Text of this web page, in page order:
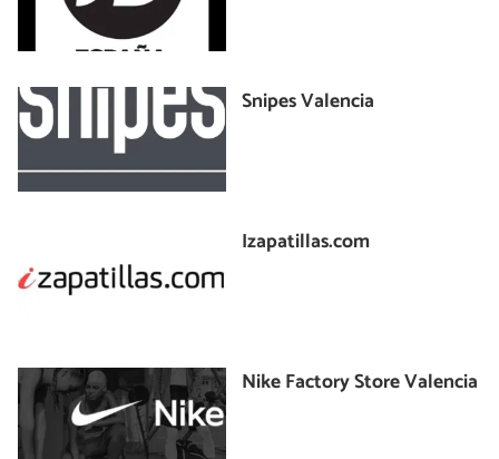
Snipes Valencia
Izapatillas.com
Nike Factory Store Valencia